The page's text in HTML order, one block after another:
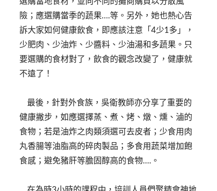
險；應選購當季的蔬果….等。另外，她也熱心告
訴大家如何健康飲食，即應該注意「4少1多」，
少肥肉、少油炸、少醬料、少油湯和多蔬果。只
要選購的食材對了，飲食的觀念改變了，健康就
不遠了！
最後，針對外食族，吳衛教師亦分享了重要的
健康撇步，如應選擇蒸、煮、烤、燉、燻、滷的
食物；若是油炸之肉類須選可去皮者；少食用肉
丸香腸等油脂高的碎肉製品；多食用蔬菜增加飽
食感；避免豬肝等膽固醇高的食物….。